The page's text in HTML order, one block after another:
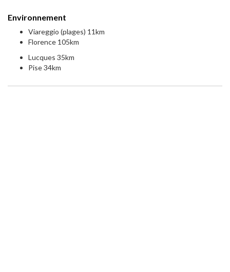
Environnement
Viareggio (plages) 11km
Florence 105km
Lucques 35km
Pise 34km